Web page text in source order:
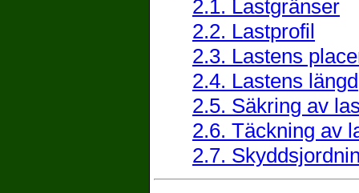
2.1. Lastgränser
2.2. Lastprofil
2.3. Lastens
2.4. Lastens längd
2.5. Säkring av
2.6. Täckning av
2.7.